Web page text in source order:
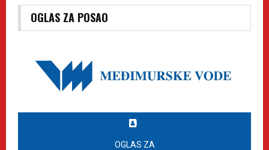
OGLAS ZA POSAO
OGLAS ZA